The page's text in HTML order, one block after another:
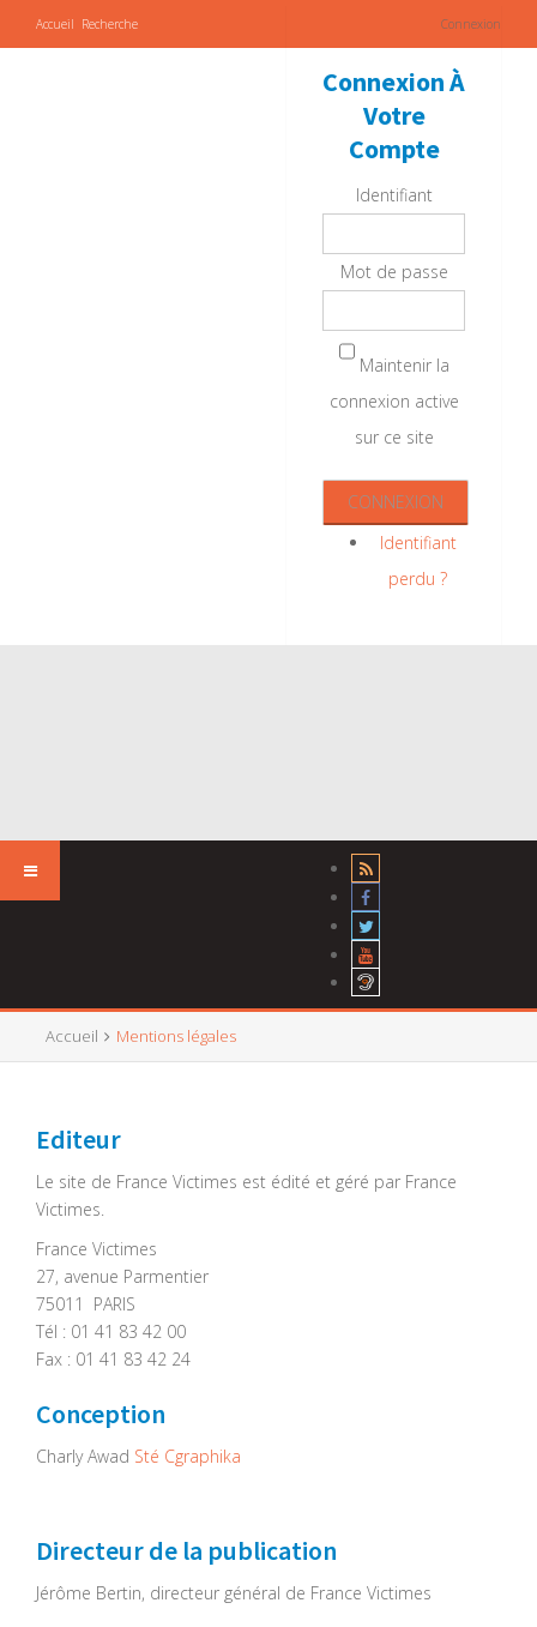
Accueil Recherche Connexion
Connexion À
Votre
Compte
Identifiant
Mot de passe
Maintenir la
connexion active
sur ce site
Identifiant
perdu ?
Accueil Mentions légales
Editeur
Le site de France Victimes est édité et géré par France
Victimes.
France Victimes
27, avenue Parmentier
75011 PARIS
Tél : 01 41 83 42 00
Fax : 01 41 83 42 24
Conception
Charly Awad Sté Cgraphika
Directeur de la publication
Jérôme Bertin, directeur général de France Victimes